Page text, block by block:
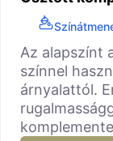
Az alapszínt
színnel
árnyalattól.